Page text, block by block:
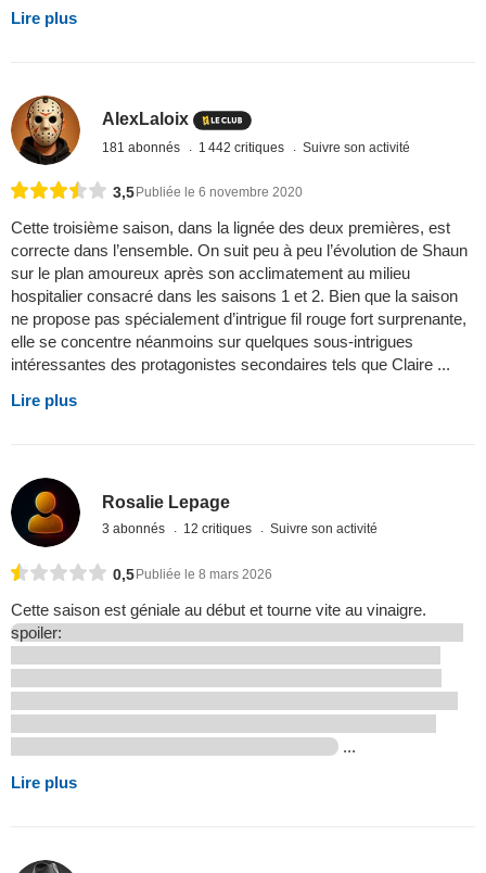
Lire plus
AlexLaloix
181 abonnés 1 442 critiques Suivre son activité
3,5Publiée le 6 novembre 2020
Cette troisième saison, dans la lignée des deux premières, est
correcte dans l’ensemble. On suit peu à peu l’évolution de Shaun
sur le plan amoureux après son acclimatement au milieu
hospitalier consacré dans les saisons 1 et 2. Bien que la saison
ne propose pas spécialement d’intrigue fil rouge fort surprenante,
elle se concentre néanmoins sur quelques sous-intrigues
intéressantes des protagonistes secondaires tels que Claire ...
Lire plus
Rosalie Lepage
3 abonnés 12 critiques Suivre son activité
0,5 Publiée le 8 mars 2026
Cette saison est géniale au début et tourne vite au vinaigre.
spoiler:
...
Lire plus